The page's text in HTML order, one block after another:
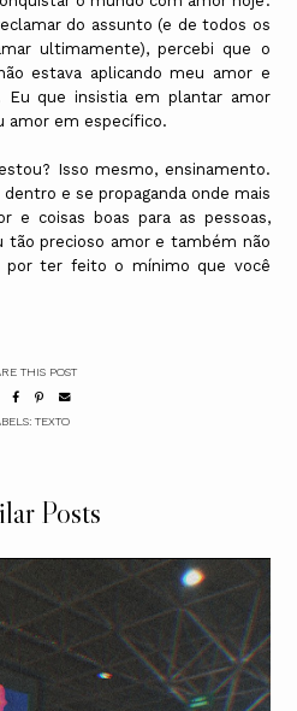
do assunto (e de todos os
ultimamente), percebi que o
estava aplicando meu amor e
Eu que insistia em plantar amor
amor em específico.
Isso mesmo, ensinamento.
e se propaganda onde mais
e coisas boas para as pessoas,
tão precioso amor e também não
por ter feito o mínimo que você
THIS POST
TEXTO
Posts